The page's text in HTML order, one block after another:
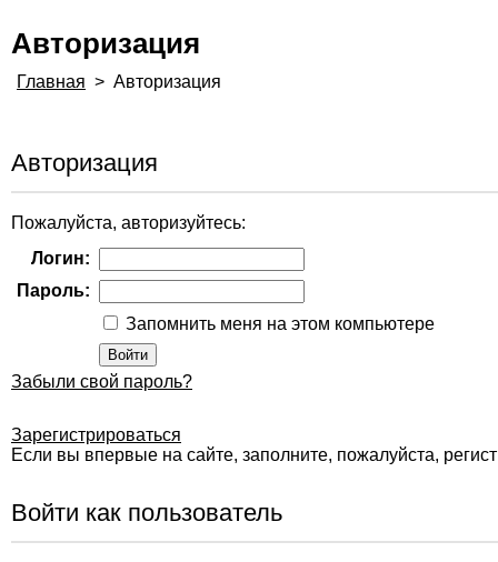
Авторизация
Главная > Авторизация
Авторизация
Пожалуйста, авторизуйтесь:
Логин:
Пароль:
Запомнить меня на этом компьютере
Забыли свой пароль?
Зарегистрироваться
Если вы впервые на сайте, заполните, пожалуйста,
Войти как пользователь